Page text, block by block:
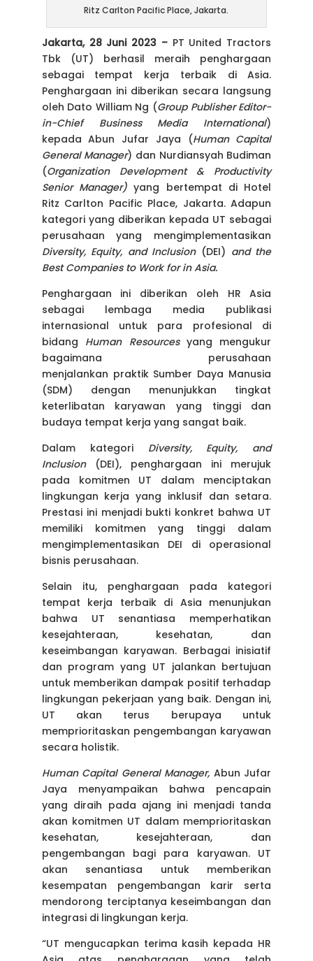
Ritz Carlton Pacific Place, Jakarta.
Jakarta, 28 Juni 2023 – PT United Tractors
Tbk (UT) berhasil meraih penghargaan
sebagai tempat kerja terbaik di Asia.
Penghargaan ini diberikan secara langsung
oleh Dato William Ng (Group Publisher Editor-
in-Chief Business Media International)
kepada Abun Jufar Jaya (Human Capital
General Manager) dan Nurdiansyah Budiman
(Organization Development & Productivity
Senior Manager) yang bertempat di Hotel
Ritz Carlton Pacific Place, Jakarta. Adapun
kategori yang diberikan kepada UT sebagai
perusahaan yang mengimplementasikan
Diversity, Equity, and Inclusion(DEI) and the
Best Companies to Work for in Asia.
Penghargaan ini diberikan oleh HR Asia
sebagai lembaga media publikasi
internasional untuk para profesional di
bidang Human Resources yang mengukur
bagaimana perusahaan
menjalankan praktik Sumber Daya Manusia
(SDM) dengan menunjukkan tingkat
keterlibatan karyawan yang tinggi dan
budaya tempat kerja yang sangat baik.
Dalam kategori Diversity, Equity, and
Inclusion(DEI), penghargaan ini merujuk
pada komitmen UT dalam menciptakan
lingkungan kerja yang inklusif dan setara.
Prestasi ini menjadi bukti konkret bahwa UT
memiliki komitmen yang tinggi dalam
mengimplementasikan DEI di operasional
bisnis perusahaan.
Selain itu, penghargaan pada kategori
tempat kerja terbaik di Asia menunjukan
bahwa UT senantiasa memperhatikan
kesejahteraan, kesehatan, dan
keseimbangan karyawan. Berbagai inisiatif
dan program yang UT jalankan bertujuan
untuk memberikan dampak positif terhadap
lingkungan pekerjaan yang baik. Dengan ini,
UT akan terus berupaya untuk
memprioritaskan pengembangan karyawan
secara holistik.
Human Capital General Manager, Abun Jufar
Jaya menyampaikan bahwa pencapain
yang diraih pada ajang ini menjadi tanda
akan komitmen UT dalam memprioritaskan
kesehatan, kesejahteraan, dan
pengembangan bagi para karyawan. UT
akan senantiasa untuk memberikan
kesempatan pengembangan karir serta
mendorong terciptanya keseimbangan dan
integrasi di lingkungan kerja.
“UT mengucapkan terima kasih kepada HR